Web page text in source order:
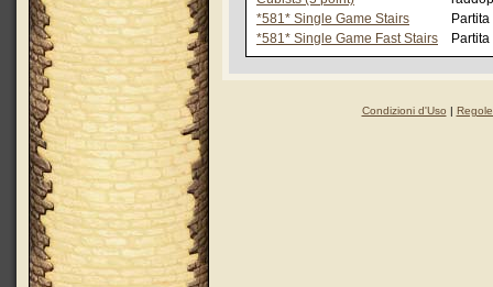
*581* Single Game Stairs
*581* Single Game Fast Stairs
Condizioni d'Uso |